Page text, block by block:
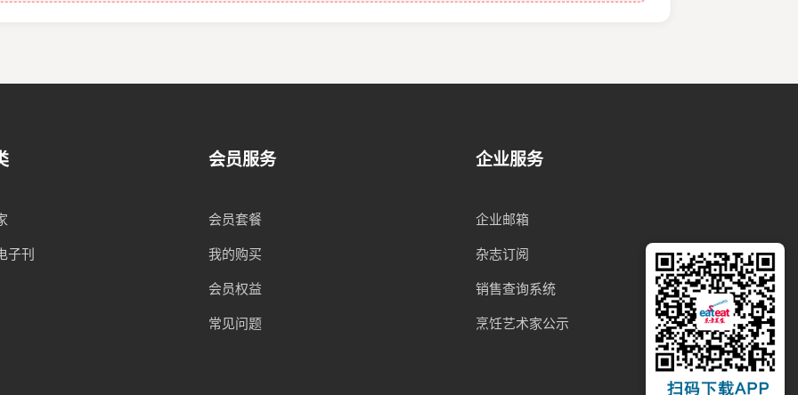
子刊
会员服务
会员套餐
我的购买
会员权益
常见问题
企业服务
企业邮箱
杂志订阅
销售查询系统
烹饪艺术家公示